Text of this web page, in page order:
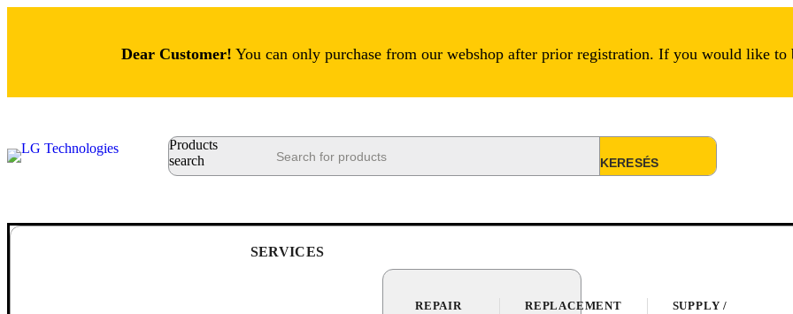
Dear Customer! You can only purchase from our webshop after prior registration. If you would like to
Products
search
SERVICES
REPAIR REPLACEMENT
SUPPLY /